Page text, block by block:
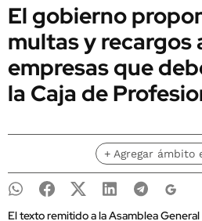
El gobierno
multas y recargos
empresas que
la Caja de
+ Agregar ámbito
El texto remitido a la Asamblea